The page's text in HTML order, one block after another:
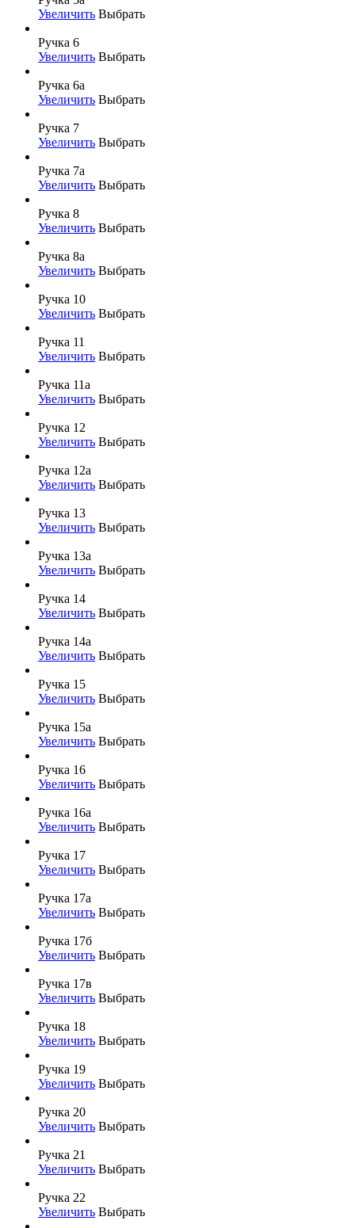
Увеличить Выбрать
Ручка 6
Увеличить Выбрать
Ручка 6а
Увеличить Выбрать
Ручка 7
Увеличить Выбрать
Ручка 7а
Увеличить Выбрать
Ручка 8
Увеличить Выбрать
Ручка 8а
Увеличить Выбрать
Ручка 10
Увеличить Выбрать
Ручка 11
Увеличить Выбрать
Ручка 11а
Увеличить Выбрать
Ручка 12
Увеличить Выбрать
Ручка 12а
Увеличить Выбрать
Ручка 13
Увеличить Выбрать
Ручка 13а
Увеличить Выбрать
Ручка 14
Увеличить Выбрать
Ручка 14а
Увеличить Выбрать
Ручка 15
Увеличить Выбрать
Ручка 15а
Увеличить Выбрать
Ручка 16
Увеличить Выбрать
Ручка 16а
Увеличить Выбрать
Ручка 17
Увеличить Выбрать
Ручка 17а
Увеличить Выбрать
Ручка 17б
Увеличить Выбрать
Ручка 17в
Увеличить Выбрать
Ручка 18
Увеличить Выбрать
Ручка 19
Увеличить Выбрать
Ручка 20
Увеличить Выбрать
Ручка 21
Увеличить Выбрать
Ручка 22
Увеличить Выбрать